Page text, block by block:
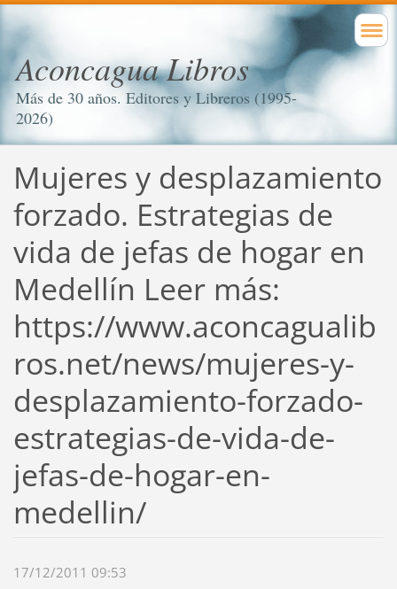
Aconcagua Libros
Más de 30 años. Editores y Libreros (1995-
2026)
Mujeres y desplazamiento
forzado. Estrategias de
vida de jefas de hogar en
Medellín Leer más:
https://www.aconcagualib
ros.net/news/mujeres-y-
desplazamiento-forzado-
estrategias-de-vida-de-
jefas-de-hogar-en-
medellin/
17/12/2011 09:53